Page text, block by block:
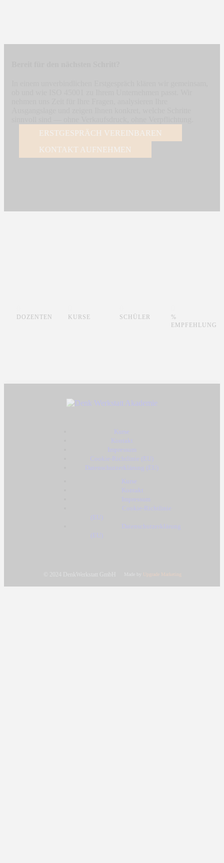
ERSTGESPRÄCH VEREINBAREN
KONTAKT AUFNEHMEN
DOZENTEN KURSE SCHÜLER
%
EMPFEHLUNG
Kurse
Kontakt
Impressum
Cookie-Richtlinie (EU)
Datenschutzerklärung (EU)
Kurse
Kontakt
Impressum
Cookie-Richtlinie
(EU)
Datenschutzerklärung
(EU)
© 2024 DenkWerkstatt GmbH Upgrade Marketing